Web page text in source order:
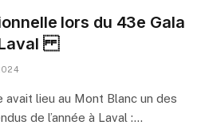
lors du 43e Gala
lieu au Mont Blanc un des
de l’année à Laval :…